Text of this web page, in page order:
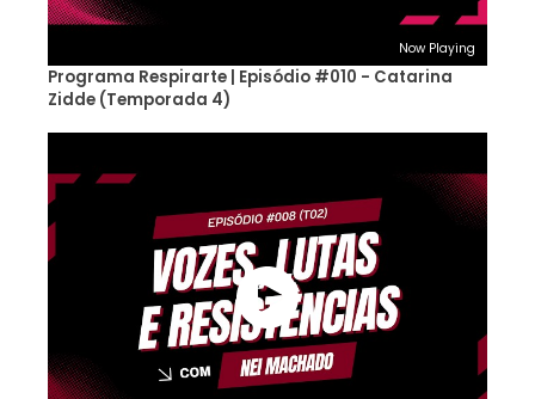
Now Playing
Programa Respirarte | Episódio #010 - Catarina
Zidde (Temporada 4)